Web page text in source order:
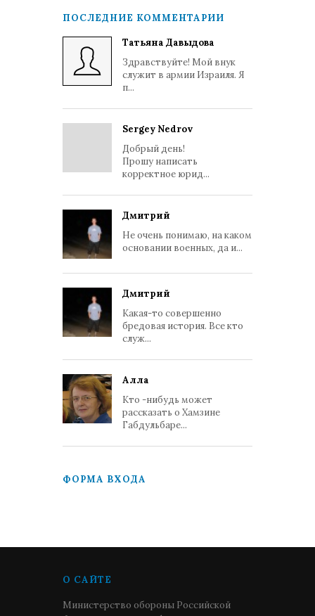
ПОСЛЕДНИЕ КОММЕНТАРИИ
Татьяна Давыдова
Здравствуйте! Мой внук
служит в армии Израиля. Я
п...
Sergey Nedrov
Добрый день!
Прошу написать
корректное юрид...
Дмитрий
Не очень понимаю, на каком
основании военных, да и...
Дмитрий
Какая-то совершенно
бредовая история. Все кто
служ...
Алла
Кто -нибудь может
рассказать о Хамзине
Габдульбаре...
ФОРМА ВХОДА
О САЙТЕ
Министерство обороны Российской